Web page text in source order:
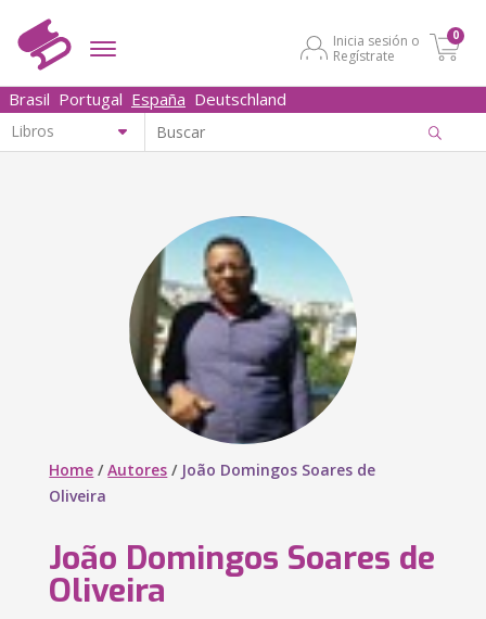
Inicia sesión o
Regístrate
0
Brasil Portugal España Deutschland
Home /Autores / João Domingos Soares de
Oliveira
João Domingos Soares de
Oliveira